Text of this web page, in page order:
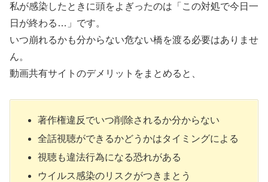
私が感染したときに頭をよぎったのは「この対処で今日一
日が終わる…」です。
いつ崩れるかも分からない危ない橋を渡る必要はありませ
ん。
動画共有サイトのデメリットをまとめると、
著作権違反でいつ削除されるか分からない
全話視聴ができるかどうかはタイミングによる
視聴も違法行為になる恐れがある
ウイルス感染のリスクがつきまとう